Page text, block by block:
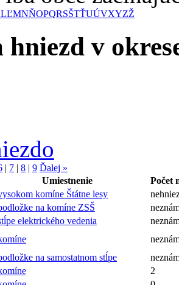
LĽMNŇOPQRSŠTŤUÚVXYZŽ
hniezd v
| 7 | 8 | 9 Ďalej »
Umiestnenie
Počet
komíne Štátne lesy
na komíne ZSŠ
elektrického vedenia
na samostatnom stĺpe
2